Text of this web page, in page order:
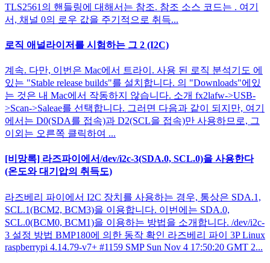
TLS2561의 핸들링에 대해서는 참조. 참조 소스 코드는 . 여기
서, 채널 0의 로우 값을 주기적으로 취득...
로직 애널라이저를 시험하는 그 2 (I2C)
계속. 다만, 이번은 Mac에서 트라이. 사용 된 로직 분석기도 에
있는 "Stable release builds"를 설치합니다. 의 "Downloads"에있
는 것은 내 Mac에서 작동하지 않습니다. 소개 fx2lafw->USB-
>Scan->Saleae를 선택합니다. 그러면 다음과 같이 되지만, 여기
에서는 D0(SDA를 접속)과 D2(SCL을 접속)만 사용하므로, 그
이외는 오른쪽 클릭하여 ...
[비망록] 라즈파이에서/dev/i2c-3(SDA.0, SCL.0)을 사용한다
(온도와 대기압의 취득도)
라즈베리 파이에서 I2C 장치를 사용하는 경우, 통상은 SDA.1,
SCL.1(BCM2, BCM3)을 이용합니다. 이번에는 SDA.0,
SCL.0(BCM0, BCM1)을 이용하는 방법을 소개합니다. /dev/i2c-
3 설정 방법 BMP180에 의한 동작 확인 라즈베리 파이 3P Linux
raspberrypi 4.14.79-v7+ #1159 SMP Sun Nov 4 17:50:20 GMT 2...